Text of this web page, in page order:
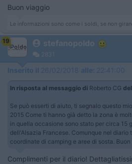
Buon viaggio
Le informazioni sono come i soldi, se non
19 stefanopoldo
2831
Inserito il 26/02/2018 alle: 22:41:00
In risposta al messaggio di Roberto CG del
Se può esserti di aiuto, ti segnalo questo
2015 Come ti hanno già detto la zona è
in quella occasione sono stato per circa 15
dell'Alsazia Francese. Comunque nel
coordinate di camping e aree di sosta.
Complimenti per il diario!